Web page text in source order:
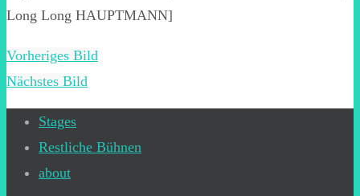
Long Long HAUPTMANN]
Vorheriges Bild
Nächstes Bild
Stages
Restliche Bühnen
about